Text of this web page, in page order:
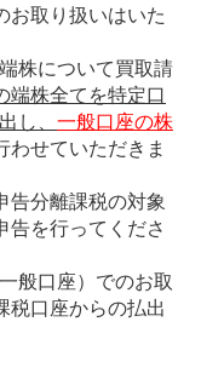
お取り扱いはいた
株について買取請
端株全てを特定口
し、 一般口座の株
わせていただきま
告分離課税の対象
告を行ってくださ
般口座）でのお取
税口座からの払出